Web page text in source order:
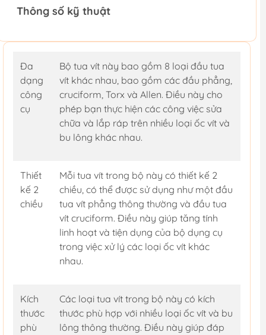
Thông số kỹ thuật
Đa
dạng
công
cụ
Bộ tua vít này bao gồm 8 loại đầu tua
vít khác nhau, bao gồm các đầu phẳng,
cruciform, Torx và Allen. Điều này cho
phép bạn thực hiện các công việc sửa
chữa và lắp ráp trên nhiều loại ốc vít và
bu lông khác nhau.
Thiết
kế 2
chiều
Mỗi tua vít trong bộ này có thiết kế 2
chiều, có thể được sử dụng như một đầu
tua vít phẳng thông thường và đầu tua
vít cruciform. Điều này giúp tăng tính
linh hoạt và tiện dụng của bộ dụng cụ
trong việc xử lý các loại ốc vít khác
nhau.
Kích
thước
phù
Các loại tua vít trong bộ này có kích
thước phù hợp với nhiều loại ốc vít và bu
lông thông thường. Điều này giúp đáp